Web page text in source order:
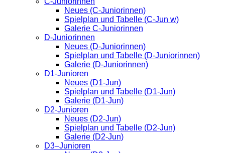
Neues (C-Juniorinnen)
Spielplan und Tabelle (C-Jun w)
Galerie C-Juniorinnen
D-Juniorinnen
Neues (D-Juniorinnen)
Spielplan und Tabelle (D-Juniorinnen)
Galerie (D-Juniorinnen)
D1-Junioren
Neues (D1-Jun)
Spielplan und Tabelle (D1-Jun)
Galerie (D1-Jun)
D2-Junioren
Neues (D2-Jun)
Spielplan und Tabelle (D2-Jun)
Galerie (D2-Jun)
D3–Junioren